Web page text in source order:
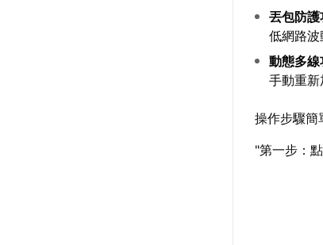
丟包防
低網路波
動態多
手動重新
操作步驟簡
"第一步：